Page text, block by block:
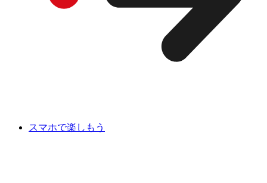
スマホで楽しもう